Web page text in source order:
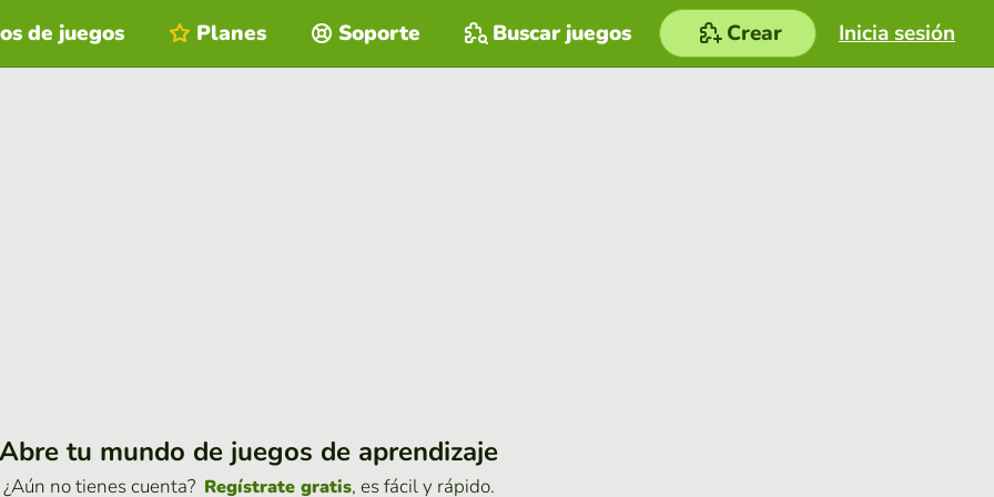
Inicia sesión
de juegos Planes Soporte Buscar juegos Crear
Abre tu mundo de juegos de aprendizaje
¿Aún no tienes cuenta? Regístrate gratis, es fácil y rápido.